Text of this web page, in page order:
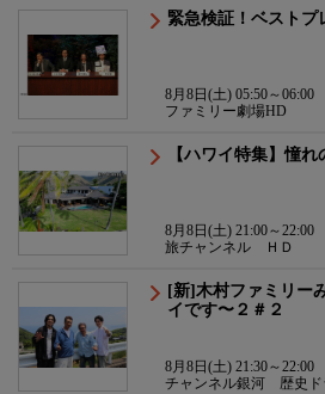
緊急検証！ベストプ
8月8日(土) 05:50～06:00
ファミリー劇場HD
【ハワイ特集】憧
8月8日(土) 21:00～22:00
旅チャンネル ＨＤ
[新]木村ファミリー
イです〜２＃２
8月8日(土) 21:30～22:00
チャンネル銀河 歴史ド